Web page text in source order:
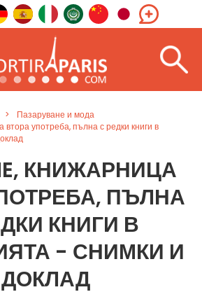
Пазаруване и мода
употреба, пълна с редки книги в
КНИЖАРНИЦА
ПЪЛНА
КНИГИ В
- СНИМКИ И
ДОКЛАД